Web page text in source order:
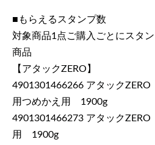
■もらえるスタンプ数
対象商品1点ご購入ごとにスタ
商品
【アタックZERO】
4901301466266 アタック
用つめかえ用 1900g
4901301466273 アタック
用 1900g